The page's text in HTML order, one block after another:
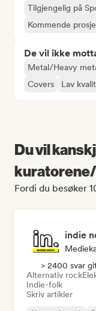
Tilgjengelig på
Kommende
De vil ikke
Metal/Heavy
Covers
Lav
Du vil
Fordi du besøker
indie
> 2400 svar
Alternativ rock
Indie-folk
Skriv artikler